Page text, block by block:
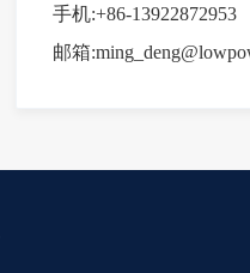
手机:+86-13922872953
邮箱